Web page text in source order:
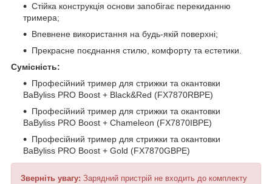
Стійка конструкція основи запобігає перекиданню
тримера;
Впевнене використання на будь-якій поверхні;
Прекрасне поєднання стилю, комфорту та естетики.
Сумісність:
Професійний тример для стрижки та окантовки
BaByliss PRO Boost + Black&Red (FX7870RBPE)
Професійний тример для стрижки та окантовки
BaByliss PRO Boost + Chameleon (FX7870IBPE)
Професійний тример для стрижки та окантовки
BaByliss PRO Boost + Gold (FX7870GBPE)
Зверніть увагу: Зарядний пристрій не входить до комплекту